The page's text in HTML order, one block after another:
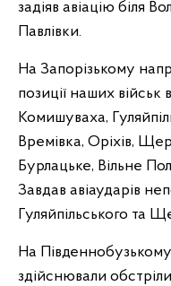
задіяв авіацію біля
Павлівки.
На Запорізькому
позиції наших
Комишуваха,
Времівка, Оріхів,
Бурлацьке, Вільне
Завдав авіаударів
Гуляйпільського та
На
здійснювали